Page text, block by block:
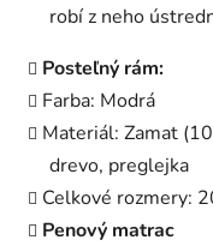
robí z neho
Posteľný rám:
Farba: Modrá
Materiál: Zamat
drevo, preglejka
Celkové rozmery:
Penový matrac